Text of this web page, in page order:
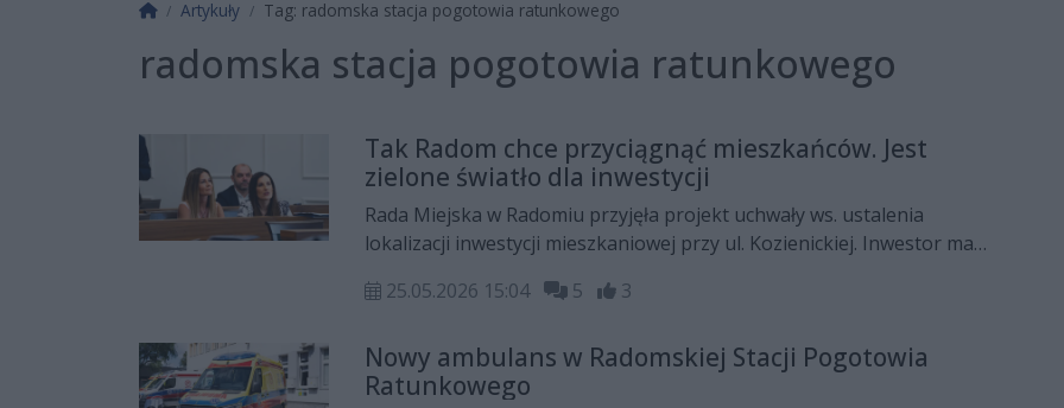
Strona główna
Artykuły Tag: radomska stacja pogotowia ratunkowego
radomska stacja pogotowia ratunkowego
Tak Radom chce przyciągnąć mieszkańców. Jest
zielone światło dla inwestycji
Rada Miejska w Radomiu przyjęła projekt uchwały ws. ustalenia
lokalizacji inwestycji mieszkaniowej przy ul. Kozienickiej. Inwestor ma
administracyjno-formalnej. Ponadto radni zaakceptowali raport z
25.05.2026 15:04 5 3
Nowy ambulans w Radomskiej Stacji Pogotowia
Ratunkowego